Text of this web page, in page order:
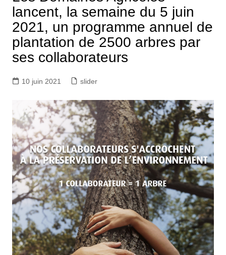
lancent, la semaine du 5 juin
2021, un programme annuel de
plantation de 2500 arbres par
ses collaborateurs
10 juin 2021 slider